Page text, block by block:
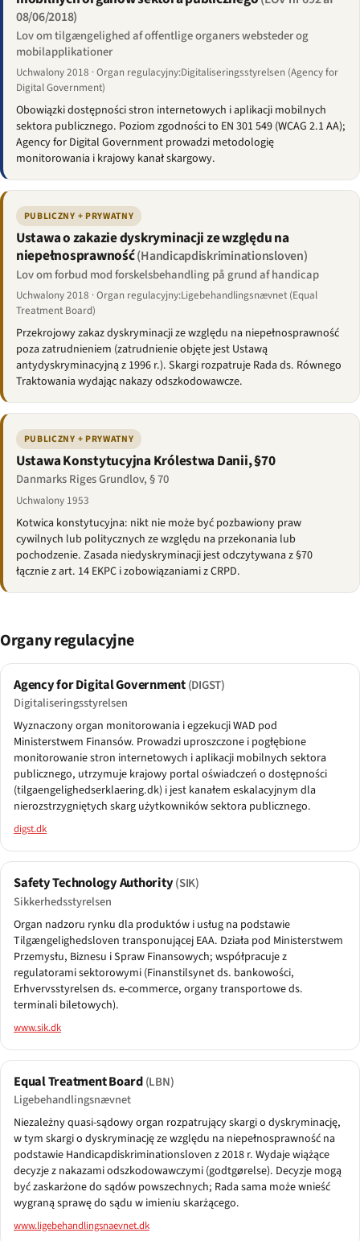
08/06/2018)
Lov om tilgængelighed af offentlige organers websteder og
mobilapplikationer
Uchwalony 2018 · Organ regulacyjny:Digitaliseringsstyrelsen (Agency for
Digital Government)
Obowiązki dostępności stron internetowych i aplikacji mobilnych
sektora publicznego. Poziom zgodności to EN 301 549 (WCAG 2.1 AA);
Agency for Digital Government prowadzi metodologię
monitorowania i krajowy kanał skargowy.
PUBLICZNY + PRYWATNY
Ustawa o zakazie dyskryminacji ze względu na
niepełnosprawność(Handicapdiskriminationsloven)
Lov om forbud mod forskelsbehandling på grund af handicap
Uchwalony 2018 · Organ regulacyjny:Ligebehandlingsnævnet (Equal
Treatment Board)
Przekrojowy zakaz dyskryminacji ze względu na niepełnosprawność
poza zatrudnieniem (zatrudnienie objęte jest Ustawą
antydyskryminacyjną z 1996 r.). Skargi rozpatruje Rada ds. Równego
Traktowania wydając nakazy odszkodowawcze.
PUBLICZNY + PRYWATNY
Ustawa Konstytucyjna Królestwa Danii, §70
Danmarks Riges Grundlov, § 70
Uchwalony 1953
Kotwica konstytucyjna: nikt nie może być pozbawiony praw
cywilnych lub politycznych ze względu na przekonania lub
pochodzenie. Zasada niedyskryminacji jest odczytywana z §70
łącznie z art. 14 EKPC i zobowiązaniami z CRPD.
Organy regulacyjne
Agency for Digital Government(DIGST)
Digitaliseringsstyrelsen
Wyznaczony organ monitorowania i egzekucji WAD pod
Ministerstwem Finansów. Prowadzi uproszczone i pogłębione
monitorowanie stron internetowych i aplikacji mobilnych sektora
publicznego, utrzymuje krajowy portal oświadczeń o dostępności
(tilgaengelighedserklaering.dk) i jest kanałem eskalacyjnym dla
nierozstrzygniętych skarg użytkowników sektora publicznego.
digst.dk
Safety Technology Authority(SIK)
Sikkerhedsstyrelsen
Organ nadzoru rynku dla produktów i usług na podstawie
Tilgængelighedsloven transponującej EAA. Działa pod Ministerstwem
Przemysłu, Biznesu i Spraw Finansowych; współpracuje z
regulatorami sektorowymi (Finanstilsynet ds. bankowości,
Erhvervsstyrelsen ds. e-commerce, organy transportowe ds.
terminali biletowych).
www.sik.dk
Equal Treatment Board(LBN)
Ligebehandlingsnævnet
Niezależny quasi-sądowy organ rozpatrujący skargi o dyskryminację,
w tym skargi o dyskryminację ze względu na niepełnosprawność na
podstawie Handicapdiskriminationsloven z 2018 r. Wydaje wiążące
decyzje z nakazami odszkodowawczymi (godtgørelse). Decyzje mogą
być zaskarżone do sądów powszechnych; Rada sama może wnieść
wygraną sprawę do sądu w imieniu skarżącego.
www.ligebehandlingsnaevnet.dk